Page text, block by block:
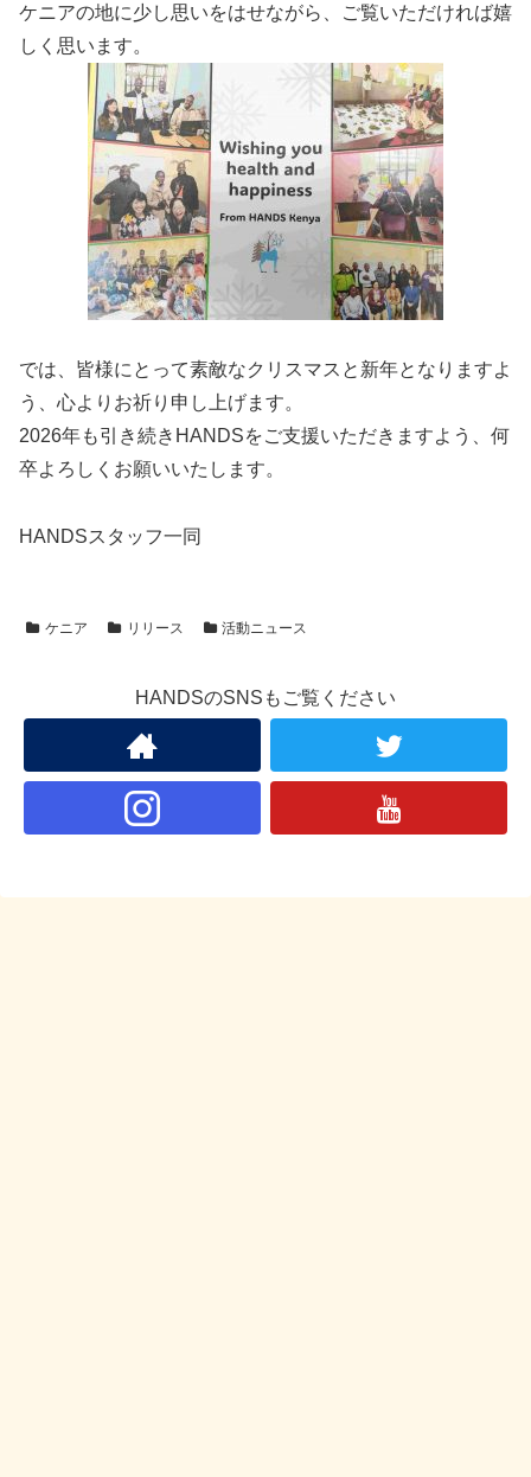
ケニアの地に少し思いをはせながら、ご覧いただければ嬉
しく思います。
では、皆様にとって素敵なクリスマスと新年となりますよ
う、心よりお祈り申し上げます。
2026年も引き続きHANDSをご支援いただきますよう、何
卒よろしくお願いいたします。
HANDSスタッフ一同
ケニア リリース 活動ニュース
HANDSのSNSもご覧ください